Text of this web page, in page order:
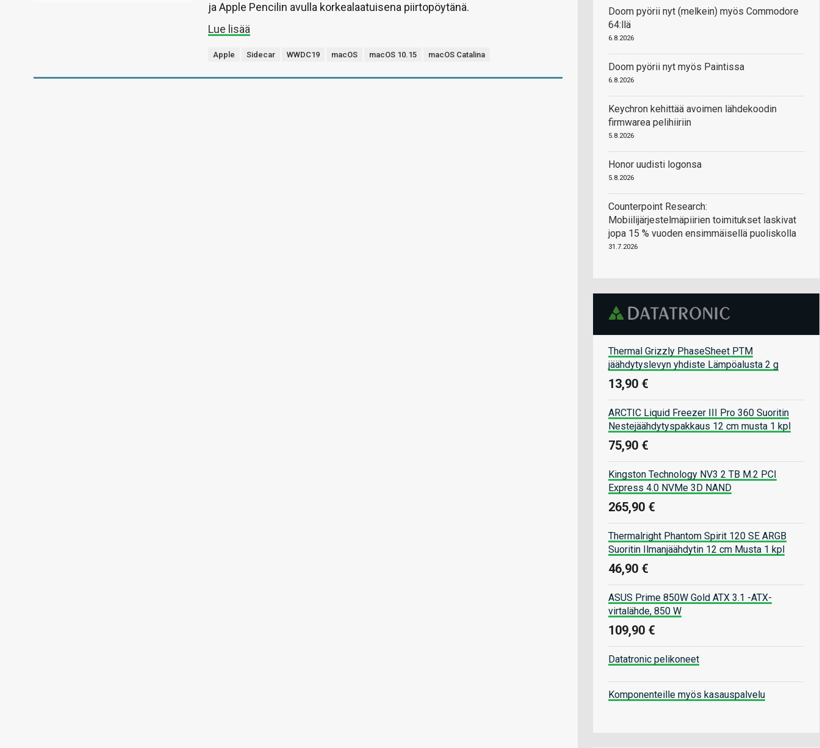
ja Apple Pencilin avulla korkealaatuisena piirtopöytänä.
Lue lisää
Apple Sidecar WWDC19 macOS macOS 10.15 macOS Catalina
Doom pyörii nyt (melkein) myös Commodore
64:llä
6.8.2026
Doom pyörii nyt myös Paintissa
6.8.2026
Keychron kehittää avoimen lähdekoodin
firmwarea pelihiiriin
5.8.2026
Honor uudisti logonsa
5.8.2026
Counterpoint Research:
Mobiilijärjestelmäpiirien toimitukset laskivat
jopa 15 % vuoden ensimmäisellä puoliskolla
31.7.2026
Thermal Grizzly PhaseSheet PTM
jäähdytyslevyn yhdiste Lämpöalusta 2 g
13,90 €
ARCTIC Liquid Freezer III Pro 360 Suoritin
Nestejäähdytyspakkaus 12 cm musta 1 kpl
75,90 €
Kingston Technology NV3 2 TB M.2 PCI
Express 4.0 NVMe 3D NAND
265,90 €
Thermalright Phantom Spirit 120 SE ARGB
Suoritin Ilmanjäähdytin 12 cm Musta 1 kpl
46,90 €
ASUS Prime 850W Gold ATX 3.1 -ATX-
virtalähde, 850 W
109,90 €
Datatronic pelikoneet
Komponenteille myös kasauspalvelu